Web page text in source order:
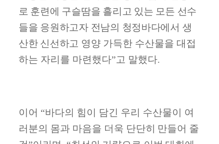
로 훈련에 구슬땀을 흘리고 있는 모든 선수
들을 응원하고자 전남의 청정바다에서 생
산한 신선하고 영양 가득한 수산물을 대접
하는 자리를 마련했다”고 말했다.
이어 “바다의 힘이 담긴 우리 수산물이 여
러분의 몸과 마음을 더욱 단단히 만들어 줄